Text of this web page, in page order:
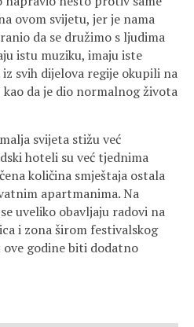
ovom svijetu, jer je nama
da se družimo s ljudima
istu muziku, imaju iste
iz svih dijelova regije okupili na
da je dio normalnog života
svijeta stižu već
hoteli su već tjednima
količina smještaja ostala
apartmanima. Na
uveliko obavljaju radovi na
i zona širom festivalskog
godine biti dodatno